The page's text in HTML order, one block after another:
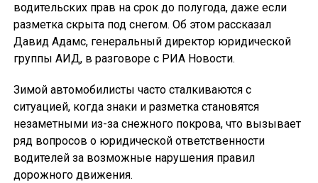
водительских прав на срок до полугода, даже если
разметка скрыта под снегом. Об этом рассказал
Давид Адамс, генеральный директор юридической
группы АИД, в разговоре с РИА Новости.
Зимой автомобилисты часто сталкиваются с
ситуацией, когда знаки и разметка становятся
незаметными из-за снежного покрова, что вызывает
ряд вопросов о юридической ответственности
водителей за возможные нарушения правил
дорожного движения.